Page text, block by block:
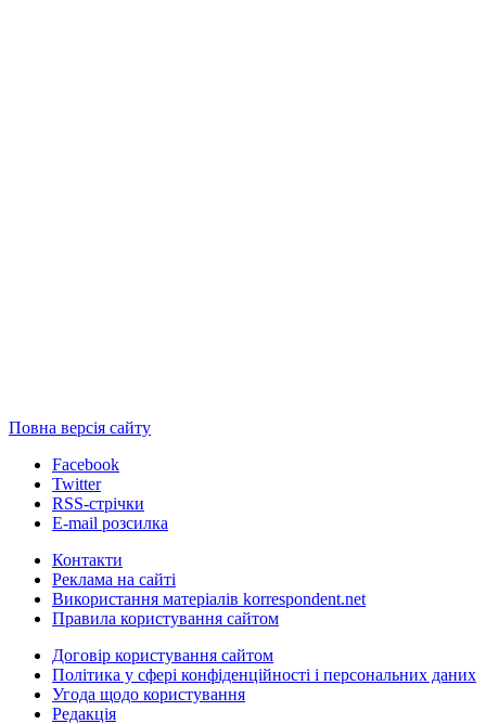
Повна версія сайту
Facebook
Twitter
RSS-стрічки
E-mail розсилка
Контакти
Реклама на сайті
Використання матеріалів korrespondent.net
Правила користування сайтом
Договір користування сайтом
Політика у сфері конфіденційності і персональних даних
Угода щодо користування
Редакція